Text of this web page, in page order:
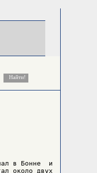
в Бонне  и
около двух